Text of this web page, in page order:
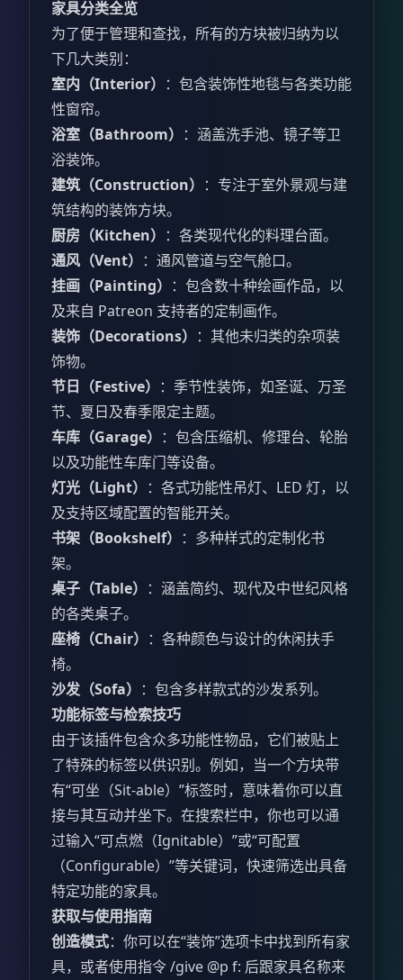
家具分类全览
为了便于管理和查找，所有的方块被归纳为以
下几大类别：
室内（Interior） ：包含装饰性地毯与各类功能
性窗帘。
浴室（Bathroom） ：涵盖洗手池、镜子等卫
浴装饰。
建筑（Construction） ：专注于室外景观与建
筑结构的装饰方块。
厨房（Kitchen） ：各类现代化的料理台面。
通风（Vent） ：通风管道与空气舱口。
挂画（Painting） ：包含数十种绘画作品，以
及来自 Patreon 支持者的定制画作。
装饰（Decorations） ：其他未归类的杂项装
饰物。
节日（Festive） ：季节性装饰，如圣诞、万圣
节、夏日及春季限定主题。
车库（Garage） ：包含压缩机、修理台、轮胎
以及功能性车库门等设备。
灯光（Light） ：各式功能性吊灯、LED 灯，以
及支持区域配置的智能开关。
书架（Bookshelf） ：多种样式的定制化书
架。
桌子（Table） ：涵盖简约、现代及中世纪风格
的各类桌子。
座椅（Chair） ：各种颜色与设计的休闲扶手
椅。
沙发（Sofa） ：包含多样款式的沙发系列。
功能标签与检索技巧
由于该插件包含众多功能性物品，它们被贴上
了特殊的标签以供识别。例如，当一个方块带
有“可坐（Sit-able）”标签时，意味着你可以直
接与其互动并坐下。在搜索栏中，你也可以通
过输入“可点燃（Ignitable）”或“可配置
（Configurable）”等关键词，快速筛选出具备
特定功能的家具。
获取与使用指南
创造模式：你可以在“装饰”选项卡中找到所有家
具，或者使用指令 /give @p f: 后跟家具名称来